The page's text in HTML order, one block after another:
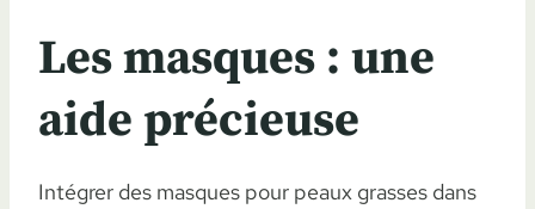
Les masques : une
aide précieuse
Intégrer des masques pour peaux grasses dans